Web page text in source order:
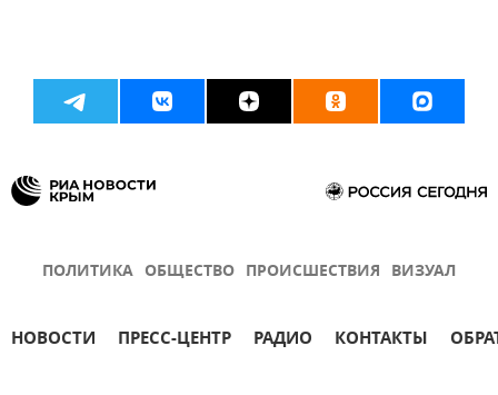
ПОЛИТИКА ОБЩЕСТВО ПРОИСШЕСТВИЯ ВИЗУАЛ
НОВОСТИ ПРЕСС-ЦЕНТР РАДИО КОНТАКТЫ